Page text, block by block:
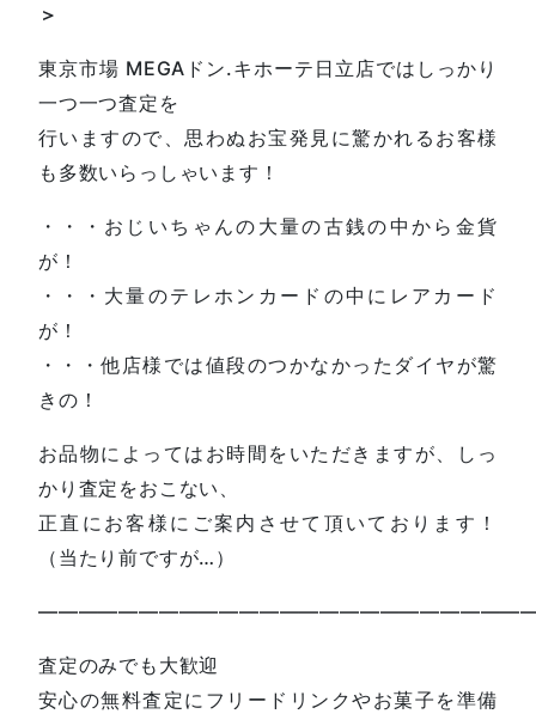
＞
東京市場 MEGAドン.キホーテ日立店ではしっかり
一つ一つ査定を
行いますので、思わぬお宝発見に驚かれるお客様
も多数いらっしゃいます！
・・・おじいちゃんの大量の古銭の中から金貨
が！
・・・大量のテレホンカードの中にレアカード
が！
・・・他店様では値段のつかなかったダイヤが驚
きの！
お品物によってはお時間をいただきますが、しっ
かり査定をおこない、
正直にお客様にご案内させて頂いております！
（当たり前ですが…）
査定のみでも大歓迎
安心の無料査定にフリードリンクやお菓子を準備